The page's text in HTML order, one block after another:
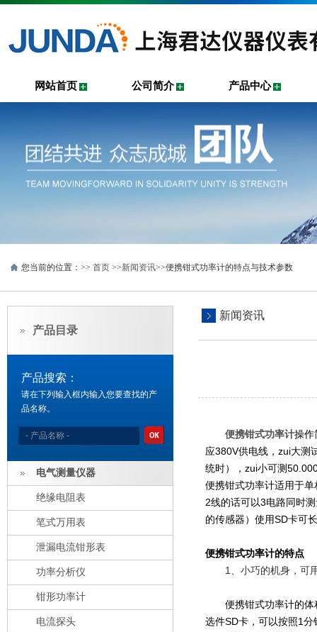
网站首页 公司简介 产品中心
您当前的位置：>> 首页 >>新闻资讯>>便携钳式功率计的特点与技术参数
产品目录
产品搜索：
请在下列输入框内输入您要查找的产
品名称。
电气测量仪器
绝缘电阻表
笔式万用表
泄漏电流钳形表
功率分析仪
钳形功率计
电流探头
新闻资讯
便携钳式功率计操作
应380V供电线，zui大测
统时），zui小可测
便携钳式功率计适用于
2线的话可以3电路同时
的传感器）使用SD卡可
便携钳式功率计的特点
1、小巧的机身，可
便携钳式功率计的体
选件SD卡，可以按照1